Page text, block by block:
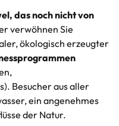
das noch nicht von
verwöhnen Sie
ökologisch erzeugter
Besucher aus aller
ein angenehmes
der Natur.